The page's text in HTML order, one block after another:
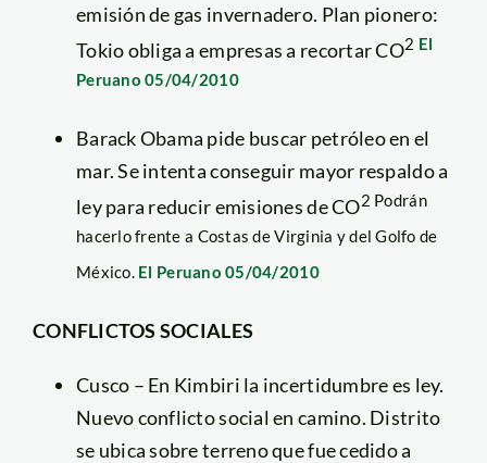
emisión de gas invernadero. Plan pionero:
Tokio obliga a empresas a recortar CO2 El
Peruano 05/04/2010
Barack Obama pide buscar petróleo en el
mar. Se intenta conseguir mayor respaldo a
ley para reducir emisiones de CO2 Podrán
hacerlo frente a Costas de Virginia y del Golfo de
México. El Peruano 05/04/2010
CONFLICTOS SOCIALES
Cusco – En Kimbiri la incertidumbre es ley.
Nuevo conflicto social en camino. Distrito
se ubica sobre terreno que fue cedido a